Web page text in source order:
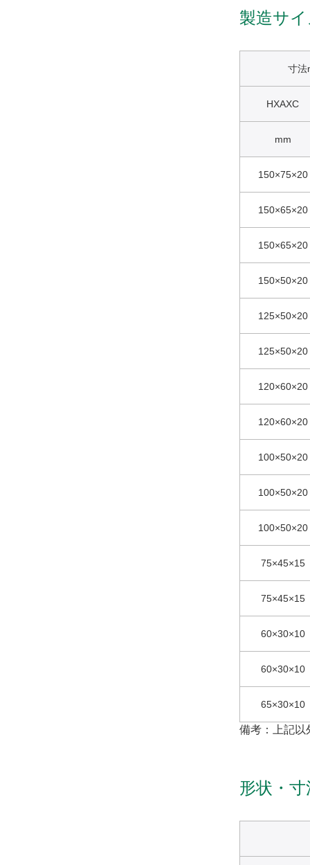
製造サ
寸法
HXAXC
mm
150×75×20
150×65×20
150×65×20
150×50×20
125×50×20
125×50×20
120×60×20
120×60×20
100×50×20
100×50×20
100×50×20
75×45×15
75×45×15
60×30×10
60×30×10
65×30×10
備考：上記以
形状・